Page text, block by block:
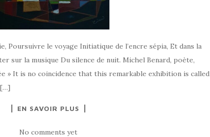
Poursuivre le voyage Initiatique de l’encre sépia, Et dans la
sur la musique Du silence de nuit. Michel Benard, poète,
» It is no coincidence that this remarkable exhibition is called
[…]
EN SAVOIR PLUS
No comments yet